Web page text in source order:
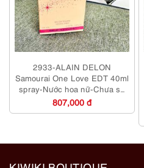
2933-ALAIN DELON
Samourai One Love EDT 40ml
spray-Nước hoa nữ-Chưa sử
dụng
807,000 đ